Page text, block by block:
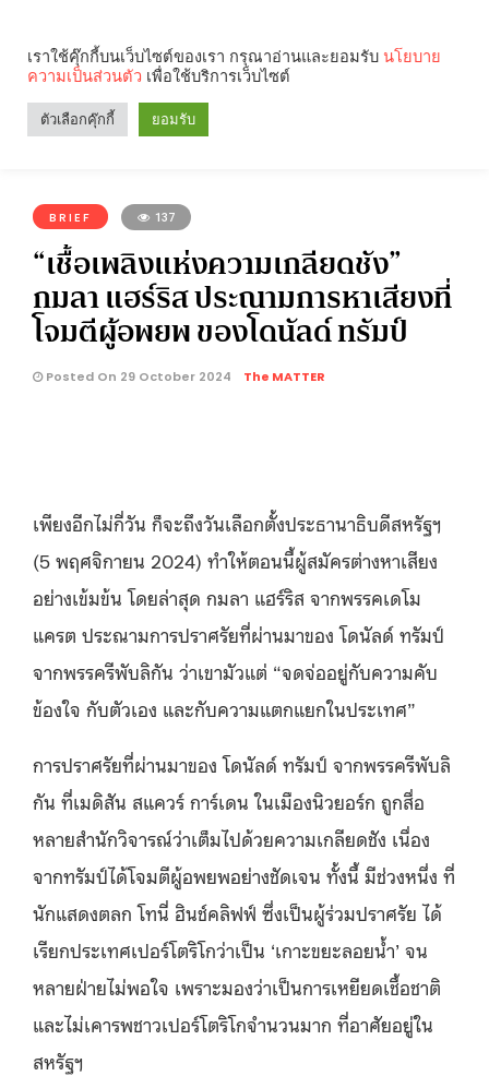
Search
BRIEF 137
“เชื้อเพลิงแห่งความเกลียดชัง”
กมลา แฮร์ริส ประณามการหาเสียงที่
โจมตีผู้อพยพ ของโดนัลด์ ทรัมป์
Posted On 29 October 2024 The MATTER
เพียงอีกไม่กี่วัน ก็จะถึงวันเลือกตั้งประธานาธิบดีสหรัฐฯ
(5 พฤศจิกายน 2024) ทำให้ตอนนี้ผู้สมัครต่างหาเสียง
อย่างเข้มข้น โดยล่าสุด กมลา แฮร์ริส จากพรรคเดโม
แครต ประณามการปราศรัยที่ผ่านมาของ โดนัลด์ ทรัมป์
จากพรรครีพับลิกัน ว่าเขามัวแต่ “จดจ่ออยู่กับความคับ
ข้องใจ กับตัวเอง และกับความแตกแยกในประเทศ”
การปราศรัยที่ผ่านมาของ โดนัลด์ ทรัมป์ จากพรรครีพับลิ
กัน ที่เมดิสัน สแควร์ การ์เดน ในเมืองนิวยอร์ก ถูกสื่อ
หลายสำนักวิจารณ์ว่าเต็มไปด้วยความเกลียดชัง เนื่อง
จากทรัมป์ได้โจมตีผู้อพยพอย่างชัดเจน ทั้งนี้ มีช่วงหนึ่ง ที่
นักแสดงตลก โทนี่ ฮินช์คลิฟฟ์ ซึ่งเป็นผู้ร่วมปราศรัย ได้
เรียกประเทศเปอร์โตริโกว่าเป็น ‘เกาะขยะลอยน้ำ’ จน
หลายฝ่ายไม่พอใจ เพราะมองว่าเป็นการเหยียดเชื้อชาติ
และไม่เคารพชาวเปอร์โตริโกจำนวนมาก ที่อาศัยอยู่ใน
สหรัฐฯ
เราใช้คุ๊กกี้บนเว็บไซต์ของเรา กรุณาอ่านและยอมรับ นโยบาย
ความเป็นส่วนตัว เพื่อใช้บริการเว็บไซต์
ตัวเลือกคุ๊กกี้ ยอมรับ